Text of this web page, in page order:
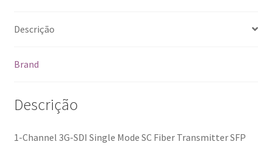
Descrição
Brand
Descrição
1-Channel 3G-SDI Single Mode SC Fiber Transmitter SFP